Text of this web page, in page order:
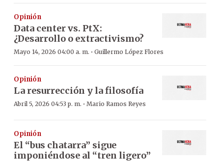
Opinión
Data center vs. PtX:
¿Desarrollo o extractivismo?
Mayo 14, 2026 04:00 a. m. · Guillermo López Flores
Opinión
La resurrección y la filosofía
Abril 5, 2026 04:53 p. m. · Mario Ramos Reyes
Opinión
El “bus chatarra” sigue
imponiéndose al “tren ligero”